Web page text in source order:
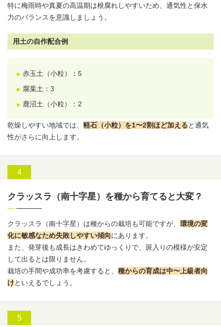
特に梅雨時や真夏の高温期は根腐れしやすいため、通気性と保水
力のバランスを意識しましょう。
用土の自作配合例
赤玉土 （小粒）：5
腐葉土：3
鹿沼土（小粒）：2
乾燥しやすい地域では、 軽石（小粒）を1〜2割ほど加えると通気
性がさらに向上します。
クラッスラ（南十字星）を種から育てると大変？
クラッスラ （南十字星）は種からの栽培も可能ですが、 環境の変
化に敏感なため失敗しやすい傾向にあります。
また、発芽後も成長はきわめてゆっくりで、斑入りの模様が安定
して出るとは限りません。
栽培の手間や成功率を考慮すると、 種からの育成は中〜上級者向
けといえるでしょう。